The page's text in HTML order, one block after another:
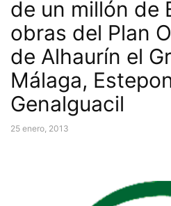
de un millón de
obras del Plan
de Alhaurín el
Málaga,
Genalguacil
25 enero, 2013